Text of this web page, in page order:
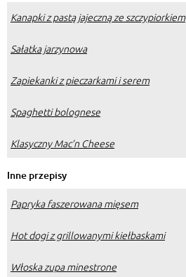
Kanapki z pastą jajeczną ze szczypiorkiem
Sałatka jarzynowa
Zapiekanki z pieczarkami i serem
Spaghetti bolognese
Klasyczny Mac’n Cheese
Inne przepisy
Papryka faszerowana mięsem
Hot dogi z grillowanymi kiełbaskami
Włoska zupa minestrone